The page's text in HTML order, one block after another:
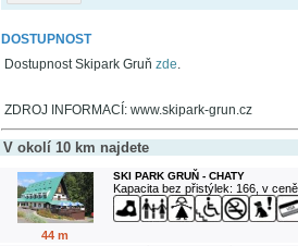
DOSTUPNOST
Dostupnost Skipark Gruň zde.
ZDROJ INFORMACÍ: www.skipark-grun.cz
V okolí 10 km najdete
44 m
SKI PARK GRUŇ - CHATY
Kapacita bez přistýlek: 166, v